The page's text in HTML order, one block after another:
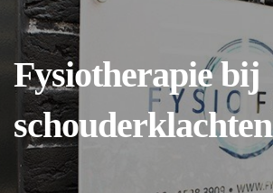
Fysiotherapie bij
schouderklachten